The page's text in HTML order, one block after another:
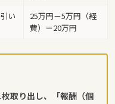
い
25万円－5万円（経
費）＝20万円
取り出し、「報酬（個